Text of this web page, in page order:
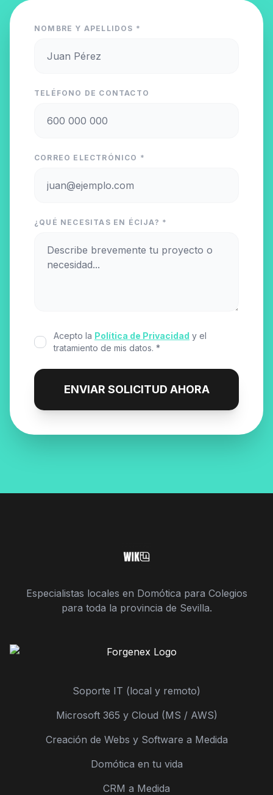
NOMBRE Y APELLIDOS *
TELÉFONO DE CONTACTO
CORREO ELECTRÓNICO *
¿QUÉ NECESITAS EN ÉCIJA? *
Acepto la Política de Privacidad y el
tratamiento de mis datos. *
ENVIAR SOLICITUD AHORA
Especialistas locales en Domótica para Colegios
para toda la provincia de Sevilla.
Soporte IT (local y remoto)
Microsoft 365 y Cloud (MS / AWS)
Creación de Webs y Software a Medida
Domótica en tu vida
CRM a Medida